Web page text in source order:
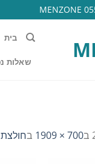
בית
שאלות
ב700 × 1909 בחולצת